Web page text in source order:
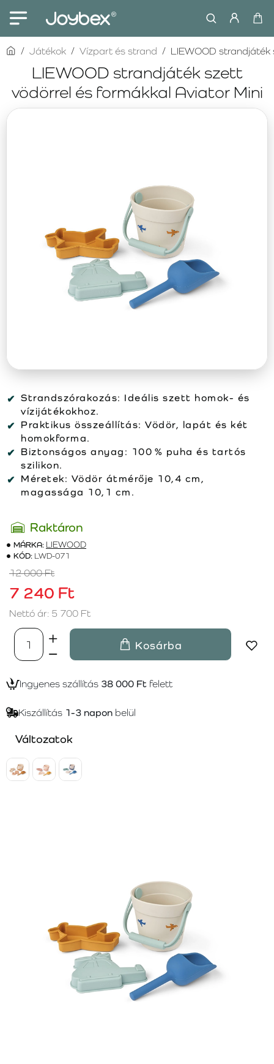
LIEWOOD strandjáték szett
vödörrel és formákkal Aviator Mini
homeJátékok Vízpart és strand LIEWOOD
Strandszórakozás: Ideális szett homok- és
vízijátékokhoz.
Praktikus összeállítás: Vödör, lapát és két
homokforma.
Biztonságos anyag: 100 % puha és tartós
szilikon.
Méretek: Vödör átmérője 10,4 cm,
magassága 10,1 cm.
Raktáron
MÁRKA: LIEWOOD
KÓD: LWD-071
7 240 Ft
12 000 Ft
Nettó ár: 5 700 Ft
Kosárba
Ingyenes szállítás 38 000 Ft felett
Kiszállítás 1-3 napon belül
Változatok